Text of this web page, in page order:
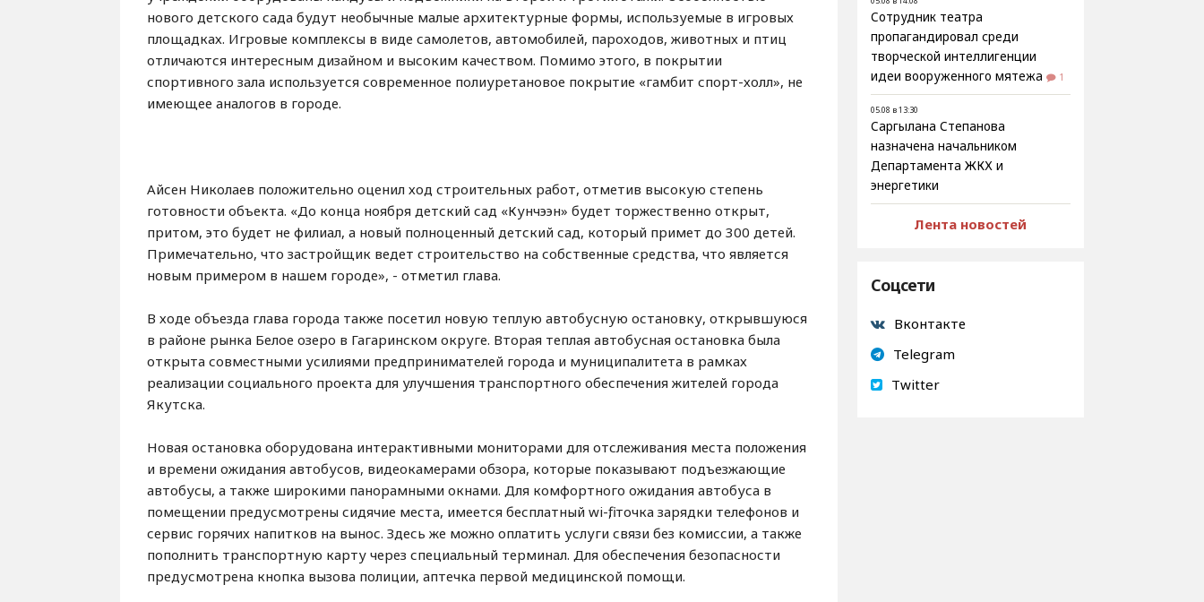
нового детского сада будут необычные малые архитектурные формы, используемые в игровых
площадках. Игровые комплексы в виде самолетов, автомобилей, пароходов, животных и птиц
отличаются интересным дизайном и высоким качеством. Помимо этого, в покрытии
спортивного зала используется современное полиуретановое покрытие «гамбит спорт-холл», не
имеющее аналогов в городе.
Айсен Николаев положительно оценил ход строительных работ, отметив высокую степень
готовности объекта. «До конца ноября детский сад «Кунчээн» будет торжественно открыт,
притом, это будет не филиал, а новый полноценный детский сад, который примет до 300 детей.
Примечательно, что застройщик ведет строительство на собственные средства, что является
новым примером в нашем городе», - отметил глава.
В ходе объезда глава города также посетил новую теплую автобусную остановку, открывшуюся
в районе рынка Белое озеро в Гагаринском округе. Вторая теплая автобусная остановка была
открыта совместными усилиями предпринимателей города и муниципалитета в рамках
реализации социального проекта для улучшения транспортного обеспечения жителей города
Якутска.
Новая остановка оборудована интерактивными мониторами для отслеживания места положения
и времени ожидания автобусов, видеокамерами обзора, которые показывают подъезжающие
автобусы, а также широкими панорамными окнами. Для комфортного ожидания автобуса в
помещении предусмотрены сидячие места, имеется бесплатный wi-fi, точка зарядки телефонов и
сервис горячих напитков на вынос. Здесь же можно оплатить услуги связи без комиссии, а также
пополнить транспортную карту через специальный терминал. Для обеспечения безопасности
предусмотрена кнопка вызова полиции, аптечка первой медицинской помощи.
Сотрудник театра
пропагандировал среди
творческой интеллигенции
идеи вооруженного мятежа
1
05.08 в 13:30
Саргылана Степанова
назначена начальником
Департамента ЖКХ и
энергетики
Лента новостей
Соцсети
Вконтакте
Telegram
Twitter